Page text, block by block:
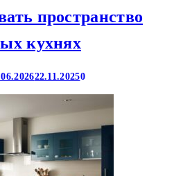
пространство
кухнях
22.11.20250